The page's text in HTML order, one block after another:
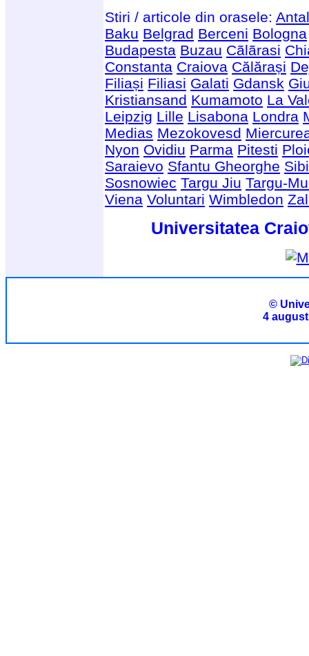
Stiri / articole din orasele:
Baku Belgrad Berceni Bologna
Budapesta Buzau Cãlãrasi
Constanta Craiova Călărași
Filiași Filiasi Galati Gdansk
Kristiansand Kumamoto La
Leipzig Lille Lisabona Londra
Medias Mezokovesd
Nyon Ovidiu Parma Pitesti
Saraievo Sfantu Gheorghe
Sosnowiec Targu Jiu Targu-
Viena Voluntari Wimbledon
Universitatea
©
4